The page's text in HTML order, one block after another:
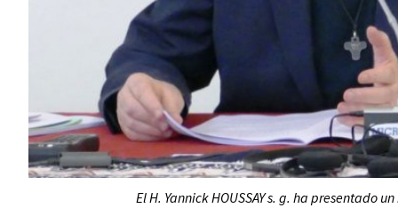
El H. Yannick HOUSSAY s. g. ha presentado un